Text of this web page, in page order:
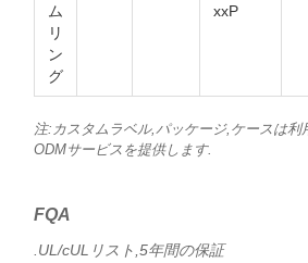
ム
リ
ン
グ
xxP
注:カスタムラベル,パッケージ,ケースは利
ODMサービスを提供します.
FQA
.UL/cULリスト,5年間の保証